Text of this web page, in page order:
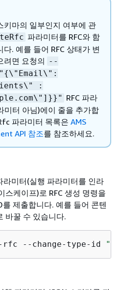
키마의 일부인지 여부에 관
파라미터를 RFC와 함
. 예를 들어 RFC 상태가 변
려면 요청의 --
{\"Email\":
:
RFC 파라
미터 아님)에이 줄을 추가합
파라미터 목록은 AMS
API 참조를 참조하세요.
미터(실행 파라미터를 인라
스케이프)로 RFC 생성 명령을
를 제출합니다. 예를 들어 콘텐
바꿀 수 있습니다.
rfc --change-type-id